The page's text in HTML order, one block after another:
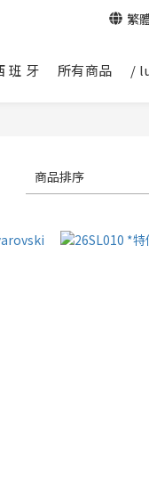
繁
班 牙 所有商品 /
商品排序